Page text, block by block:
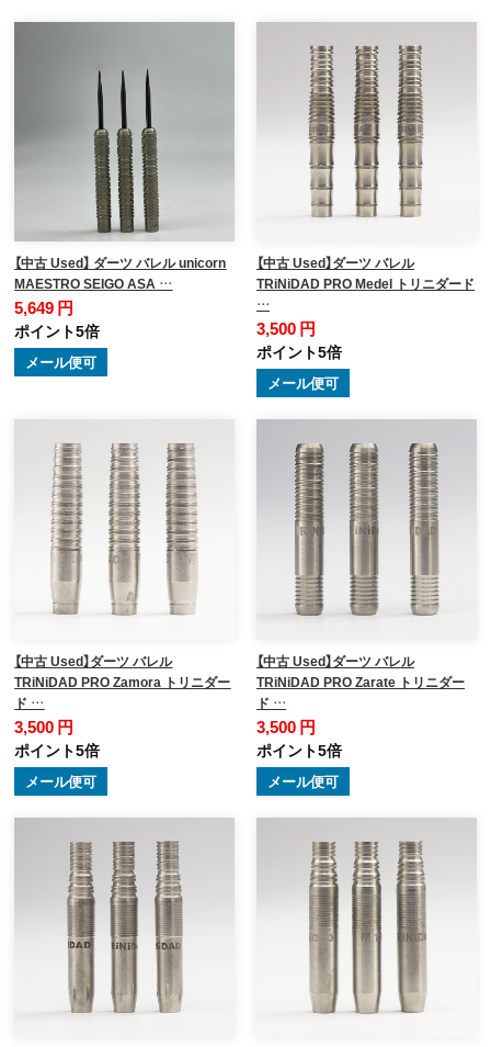
【中古 Used】 ダーツ バレル unicorn
MAESTRO SEIGO ASA …
5,649 円
ポイント5倍
メール便可
【中古 Used】ダーツ バレル
TRiNiDAD PRO Medel トリニダード
…
3,500 円
ポイント5倍
メール便可
【中古 Used】ダーツ バレル
TRiNiDAD PRO Zamora トリニダー
ド …
3,500 円
ポイント5倍
メール便可
【中古 Used】ダーツ バレル
TRiNiDAD PRO Zarate トリニダー
ド …
3,500 円
ポイント5倍
メール便可